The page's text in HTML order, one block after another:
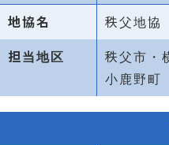
秩父地協
秩父市・
小鹿野町